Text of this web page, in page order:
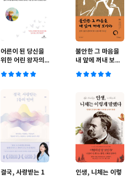
어른이 된 당신을
위한 어린 왕자의
불안한 그 마음을
내 앞에 꺼내 보아
결국, 사랑받는 1
인생, 니체는 이렇